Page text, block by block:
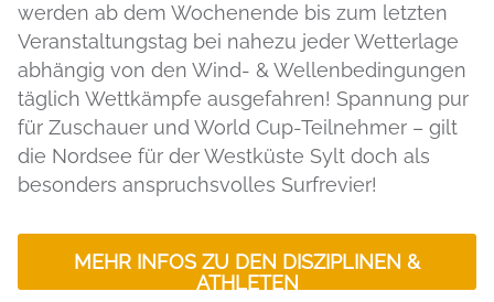
werden ab dem Wochenende bis zum letzten
Veranstaltungstag bei nahezu jeder Wetterlage
abhängig von den Wind- & Wellenbedingungen
täglich Wettkämpfe ausgefahren! Spannung pur
für Zuschauer und World Cup-Teilnehmer – gilt
die Nordsee für der Westküste Sylt doch als
besonders anspruchsvolles Surfrevier!
MEHR INFOS ZU DEN DISZIPLINEN &
ATHLETEN